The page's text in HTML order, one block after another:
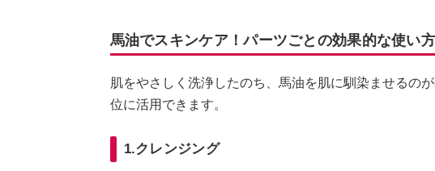
馬油でスキンケア！パーツごとの効果的な使い方
肌をやさしく洗浄したのち、馬油を肌に馴染ませるの
位に活用できます。
1.クレンジング